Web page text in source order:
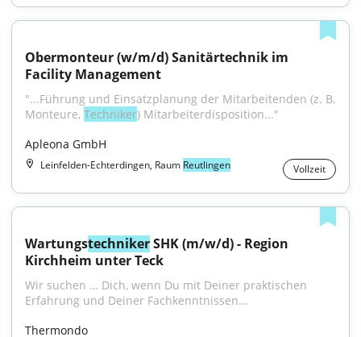
Obermonteur (w/m/d) Sanitärtechnik im
Facility Management
"...Führung und Einsatzplanung der Mitarbeitenden (z. B.
Monteure, Techniker) Mitarbeiterdisposition..."
Apleona GmbH
Leinfelden-Echterdingen, Raum Reutlingen Vollzeit
Wartungstechniker SHK (m/w/d) - Region
Kirchheim unter Teck
Wir suchen … Dich, wenn Du mit Deiner praktischen
Erfahrung und Deiner Fachkenntnissen...
Thermondo